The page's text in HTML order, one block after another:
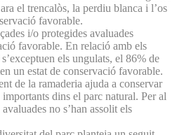
el trencalòs, la perdiu blanca i l’os
favorable.
i/o protegides avaluades
favorable. En relació amb els
els ungulats, el 86% de
un estat de conservació favorable.
de la ramaderia ajuda a conservar
dins el parc natural. Per al
no s’han assolit els